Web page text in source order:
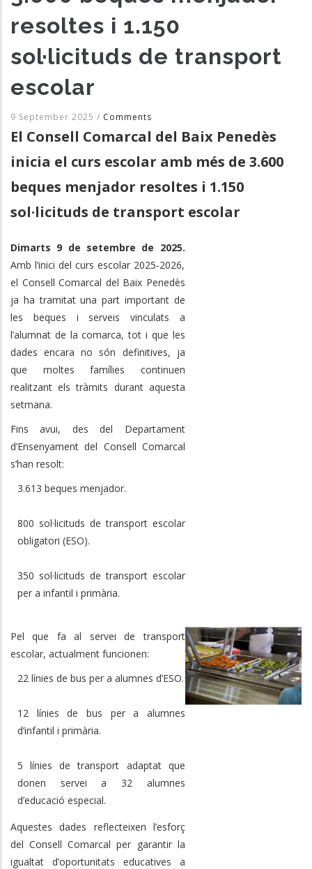
resoltes i 1.150
sol·licituds de transport
escolar
9 September 2025 / Comments
El Consell Comarcal del Baix Penedès
inicia el curs escolar amb més de 3.600
beques menjador resoltes i 1.150
sol·licituds de transport escolar
Dimarts 9 de setembre de 2025.
Amb l’inici del curs escolar 2025-2026,
el Consell Comarcal del Baix Penedès
ja ha tramitat una part important de
les beques i serveis vinculats a
l’alumnat de la comarca, tot i que les
dades encara no són definitives, ja
que moltes famílies continuen
realitzant els tràmits durant aquesta
setmana.
Fins avui, des del Departament
d’Ensenyament del Consell Comarcal
s’han resolt:
3.613 beques menjador.
800 sol·licituds de transport escolar
obligatori (ESO).
350 sol·licituds de transport escolar
per a infantil i primària.
Pel que fa al servei de transport
escolar, actualment funcionen:
22 línies de bus per a alumnes d’ESO.
12 línies de bus per a alumnes
d’infantil i primària.
5 línies de transport adaptat que
donen servei a 32 alumnes
d’educació especial.
Aquestes dades reflecteixen l’esforç
del Consell Comarcal per garantir la
igualtat d’oportunitats educatives a